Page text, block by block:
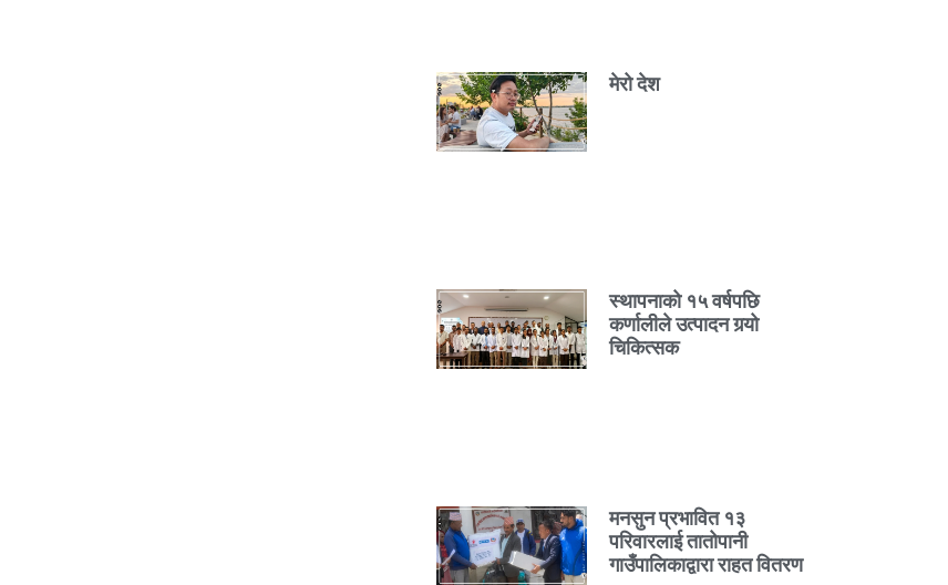
मेरो देश
स्थापनाको १५ वर्षपछि
कर्णालीले उत्पादन गर्‍यो
चिकित्सक
मनसुन प्रभावित १३
परिवारलाई तातोपानी
गाउँपालिकाद्वारा राहत वितरण